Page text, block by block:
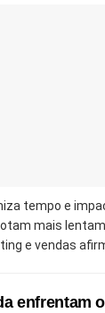
tempo e
mais
e vendas
enfrentam